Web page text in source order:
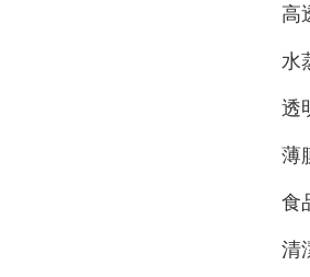
高
水
透
薄
食
清